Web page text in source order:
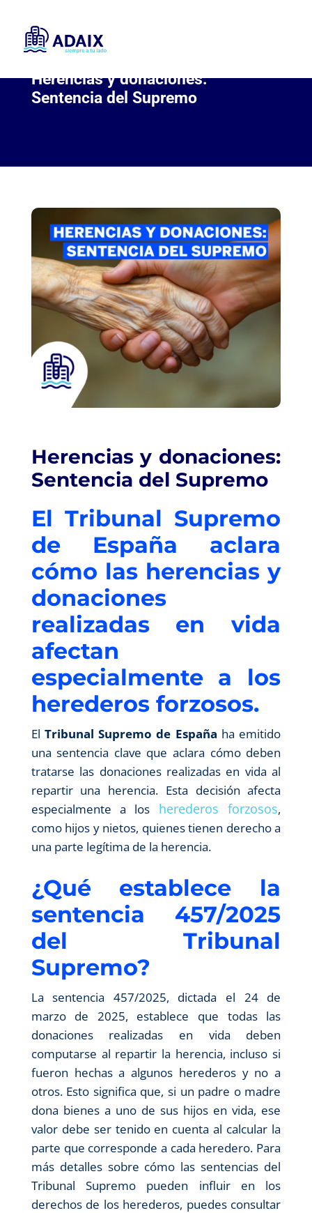
Herencias y donaciones:
Sentencia del Supremo
Herencias y donaciones:
Sentencia del Supremo
El Tribunal Supremo
de España aclara
cómo las herencias y
donaciones
realizadas en vida
afectan
especialmente a los
herederos forzosos.
ElTribunal Supremo de España ha emitido
una sentencia clave que aclara cómo deben
tratarse las donaciones realizadas en vida al
repartir una herencia. Esta decisión afecta
especialmente a los herederos forzosos,
como hijos y nietos, quienes tienen derecho a
una parte legítima de la herencia.
¿Qué establece la
sentencia 457/2025
del Tribunal
Supremo?
La sentencia 457/2025, dictada el 24 de
marzo de 2025, establece que todas las
donaciones realizadas en vida deben
computarse al repartir la herencia, incluso si
fueron hechas a algunos herederos y no a
otros. Esto significa que, si un padre o madre
dona bienes a uno de sus hijos en vida, ese
valor debe ser tenido en cuenta al calcular la
parte que corresponde a cada heredero. Para
más detalles sobre cómo las sentencias del
Tribunal Supremo pueden influir en los
derechos de los herederos, puedes consultar